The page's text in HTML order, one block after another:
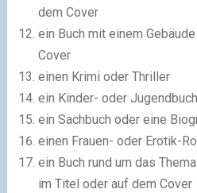
dem Cover
ein Buch mit einem
Cover
einen Krimi oder Thriller
ein Kinder- oder Jugendbuch
ein Sachbuch oder eine
einen Frauen- oder Erotik-
ein Buch rund um das
im Titel oder auf dem Cover